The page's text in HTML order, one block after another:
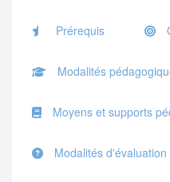
Prérequis
Modalités
Moyens et supports
Modalités